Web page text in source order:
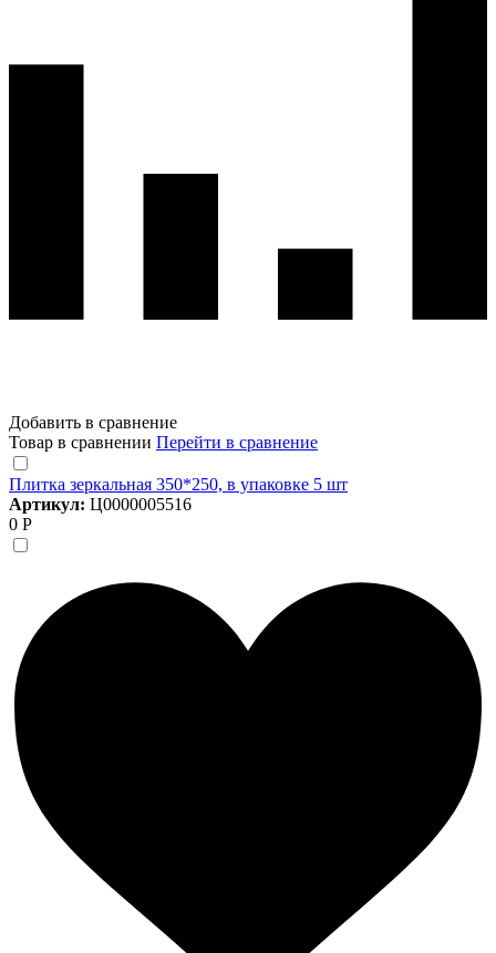
Добавить в сравнение
Товар в сравнении Перейти в сравнение
Плитка зеркальная 350*250, в упаковке 5 шт
Артикул: Ц0000005516
0 Р